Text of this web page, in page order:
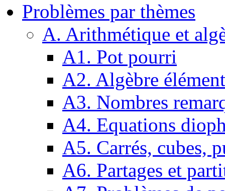
Problèmes par thèmes
A. Arithmétique et
A1. Pot pourri
A2. Algèbre
A3. Nombres
A4. Equations
A5. Carrés, cubes,
A6. Partages et